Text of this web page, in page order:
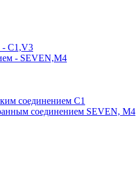
- C1,V3
- SEVEN,M4
соединением С1
соединением SEVEN, М4